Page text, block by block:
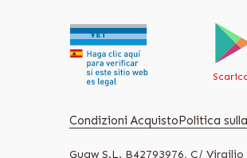
Condizioni AcquistoPolitica
Guaw S.L. B42793976, C/